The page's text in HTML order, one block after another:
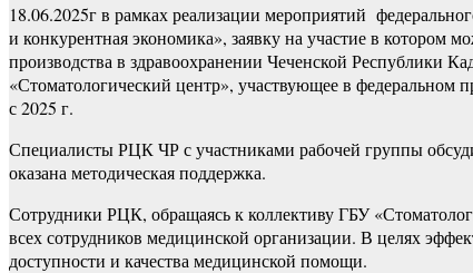
18.06.2025г в рамках реализации мероприятий
и конкурентная экономика», заявку на участие в
производства в здравоохранении Чеченской Республики
«Стоматологический центр», участвующее в федеральном
с 2025 г.
Специалисты РЦК ЧР с участниками рабочей группы
оказана методическая поддержка.
Сотрудники РЦК, обращаясь к коллективу ГБУ
всех сотрудников медицинской организации. В целях
доступности и качества медицинской помощи.